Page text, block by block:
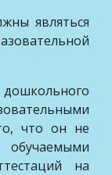
являться
что он не
на